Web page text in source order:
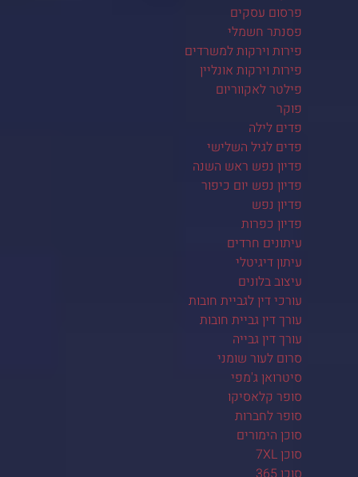
פרסום עסקים
פסנתר חשמלי
פירות וירקות למשרדים
פירות וירקות אונליין
פילטר לאקווריום
פוקר
פדים לילה
פדים לגיל השלישי
פדיון נפש ראש השנה
פדיון נפש יום כיפור
פדיון נפש
פדיון כפרות
עיתונים חרדים
עיתון דיגיטלי
עיצוב בלונים
עורכי דין לגביית חובות
עורך דין גביית חובות
עורך דין גבייה
סרום לעור שומני
סיטרואן ג'מפי
סופר קלאסיקו
סופר לחברות
סוכן הימורים
סוכן 7XL